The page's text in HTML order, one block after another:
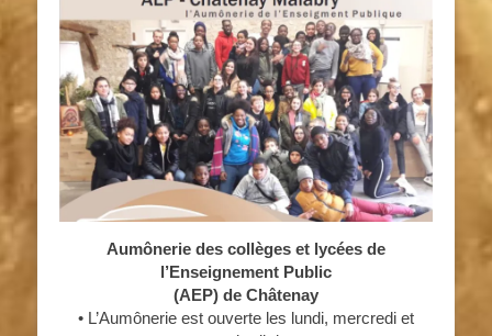
Aumônerie des collèges et lycées de
l’Enseignement Public
(AEP) de Châtenay
• L’Aumônerie est ouverte les lundi, mercredi et